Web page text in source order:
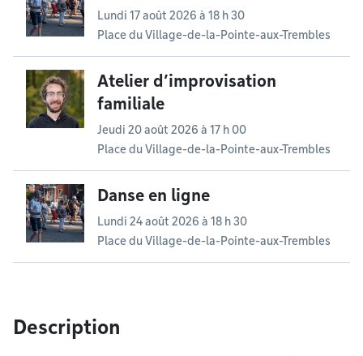
Lundi 17 août 2026 à 18 h 30
Place du Village-de-la-Pointe-aux-Trembles
Atelier d’improvisation
familiale
Jeudi 20 août 2026 à 17 h 00
Place du Village-de-la-Pointe-aux-Trembles
Danse en ligne
Lundi 24 août 2026 à 18 h 30
Place du Village-de-la-Pointe-aux-Trembles
Description